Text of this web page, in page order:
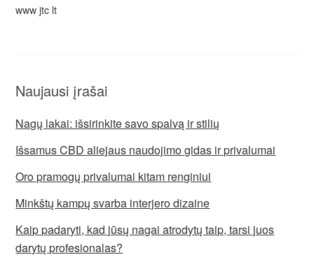
www jtc lt
Naujausi įrašai
Nagų lakai: išsirinkite savo spalvą ir stilių
Išsamus CBD aliejaus naudojimo gidas ir privalumai
Oro pramogų privalumai kitam renginiui
Minkštų kampų svarba interjero dizaine
Kaip padaryti, kad jūsų nagai atrodytų taip, tarsi juos
darytų profesionalas?